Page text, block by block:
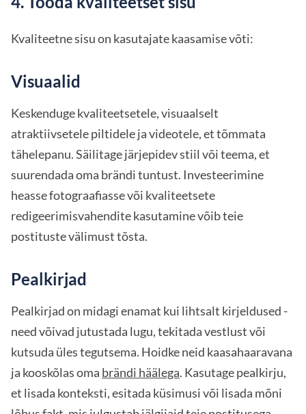
Kvaliteetne sisu on kasutajate kaasamise võti:
Visuaalid
Keskenduge kvaliteetsetele, visuaalselt
atraktiivsetele piltidele ja videotele, et tõmmata
tähelepanu. Säilitage järjepidev stiil või teema, et
suurendada oma brändi tuntust. Investeerimine
heasse fotograafiasse või kvaliteetsete
redigeerimisvahendite kasutamine võib teie
postituste välimust tõsta.
Pealkirjad
Pealkirjad on midagi enamat kui lihtsalt kirjeldused -
need võivad jutustada lugu, tekitada vestlust või
kutsuda üles tegutsema. Hoidke neid kaasahaaravana
ja kooskõlas oma brändi häälega. Kasutage pealkirju,
et lisada konteksti, esitada küsimusi või lisada mõni